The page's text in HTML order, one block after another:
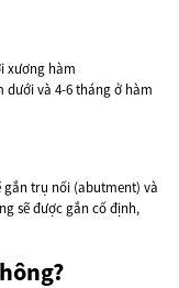
xương hàm
dưới và 4-6 tháng ở hàm
gắn trụ nối (abutment) và
sẽ được gắn cố định,